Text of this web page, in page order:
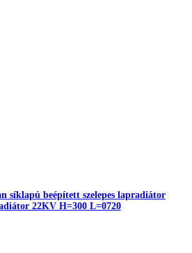
síklapú beépített szelepes lapradiátor
22KV H=300 L=0720